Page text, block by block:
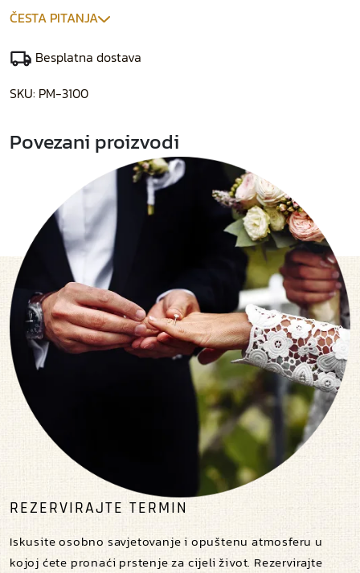
ČESTA PITANJA
Besplatna dostava
SKU: PM-3100
Povezani proizvodi
REZERVIRAJTE TERMIN
Iskusite osobno savjetovanje i opuštenu atmosferu u
kojoj ćete pronaći prstenje za cijeli život. Rezervirajte